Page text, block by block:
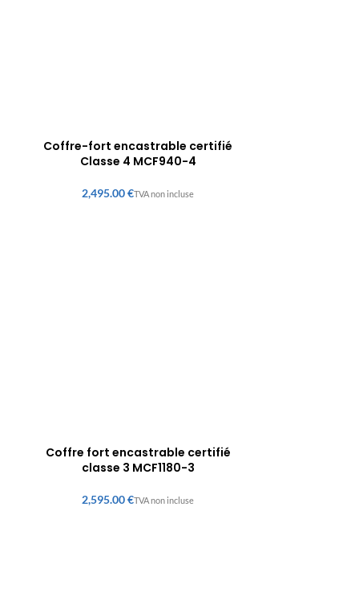
Coffre-fort encastrable certifié
Classe 4 MCF940-4
€
Coffre fort encastrable certifié
classe 3 MCF1180-3
€